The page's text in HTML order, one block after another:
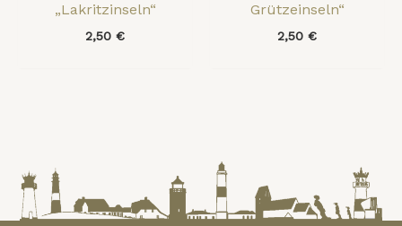
„Lakritzinseln“
2,50 €
Grützeinseln“
2,50 €